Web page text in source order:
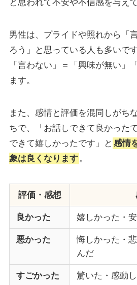
と思われて不安や不信感を与え
男性は、プライドや照れから「
ろう」と思っている人も多いで
「言わない」＝「興味が無い」
ます。
また、感情と評価を混同しがち
ちで、「お話しできて良かった
できて嬉しかったです」と 感情
象は良くなります。
評価・感想
良かった 嬉しかった・
悪かった
悔しかった・
んだ
すごかった 驚いた・感動